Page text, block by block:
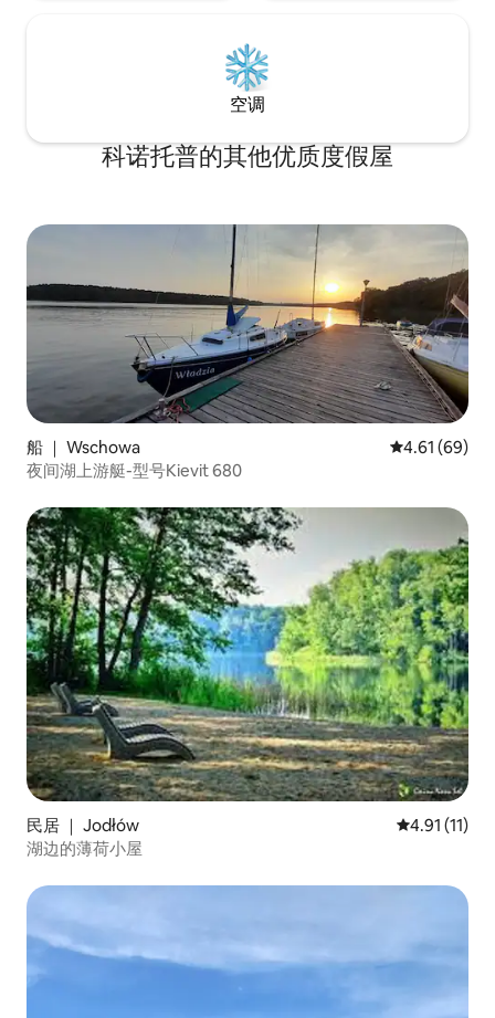
空调
科诺托普的其他优质度假屋
船 ｜ Wschowa 平均评分
4.61 (69)
夜间湖上游艇-型号Kievit 680
民居 ｜ Jodłów 平均评分
4.91 (11)
湖边的薄荷小屋